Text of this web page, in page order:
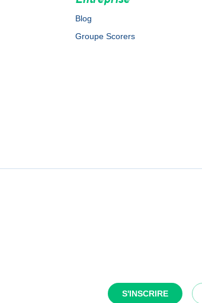
S'INSCRIRE
Blog
Groupe Scorers